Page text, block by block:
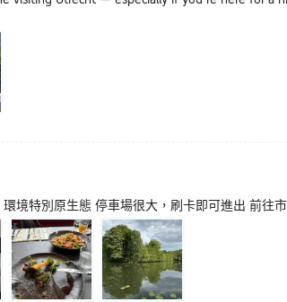
境特別原生態 停車場很大，刷卡即可進出 前往